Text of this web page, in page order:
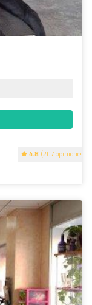
4.8 (207 opiniones)